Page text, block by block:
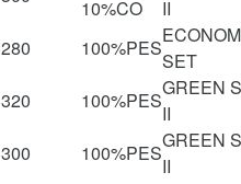
10%CO
II
280 100%PES
SET
320 100%PES
GREEN
II
300 100%PES
GREEN
II